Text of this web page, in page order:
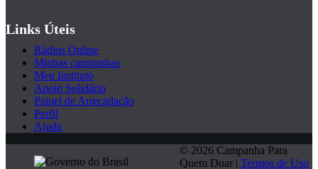
Links Úteis
Rádios Online
Minhas campanhas
Meu Instituto
Apoio Solidário
Painel de Arrecadação
Perfil
Ajuda
© 2026 Campanha Para
Quem Doar | Termos de Uso